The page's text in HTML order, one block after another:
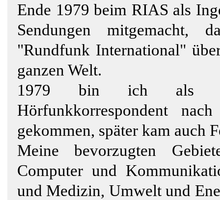
Ende 1979 beim RIAS als
Sendungen mitgemacht,
"Rundfunk International"
ganzen Welt.
1979 bin ich als
Hörfunkkorrespondent
gekommen, später kam auch
Meine bevorzugten
Computer und
und Medizin, Umwelt und